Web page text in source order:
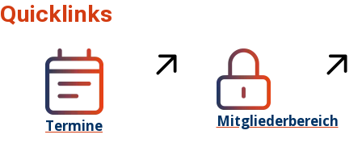
Quicklinks
Termine Mitgliederbereich